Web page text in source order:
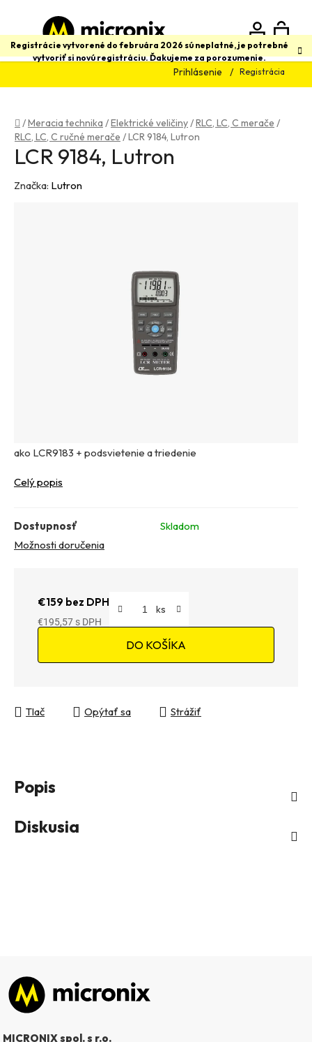
obsah
Registrácie vytvorené do februára 2026 sú neplatné, je potrebné
vytvoriť si novú registráciu. Ďakujeme za porozumenie.
Prihlásenie Registrácia
Hľadať
Domov
/Meracia technika /Elektrické veličiny/RLC, LC, C merače /
RLC, LC, C ručné merače /LCR 9184, Lutron
ako LCR9183 + podsvietenie a triedenie
Celý popis
Dostupnosť
Skladom
Možnosti doručenia
€159 bez DPH
€195,57
DO KOŠÍKA
Tlač Opýtať sa Strážiť
LCR 9184, Lutron
Značka: Lutron
Popis
Diskusia
Zápätie
MICRONIX spol. s r.o.